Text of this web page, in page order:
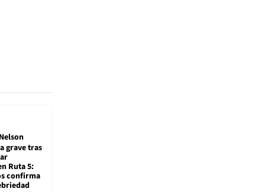
Nelson
grave tras
Ruta 5:
confirma